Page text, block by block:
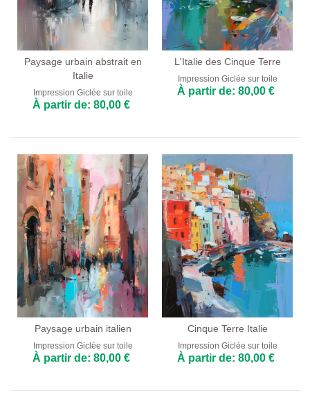
Paysage urbain abstrait en
Italie
Impression Giclée sur toile
À partir de: 80,00 €
L'Italie des Cinque Terre
Impression Giclée sur toile
À partir de: 80,00 €
Paysage urbain italien
Impression Giclée sur toile
À partir de: 80,00 €
Cinque Terre Italie
Impression Giclée sur toile
À partir de: 80,00 €